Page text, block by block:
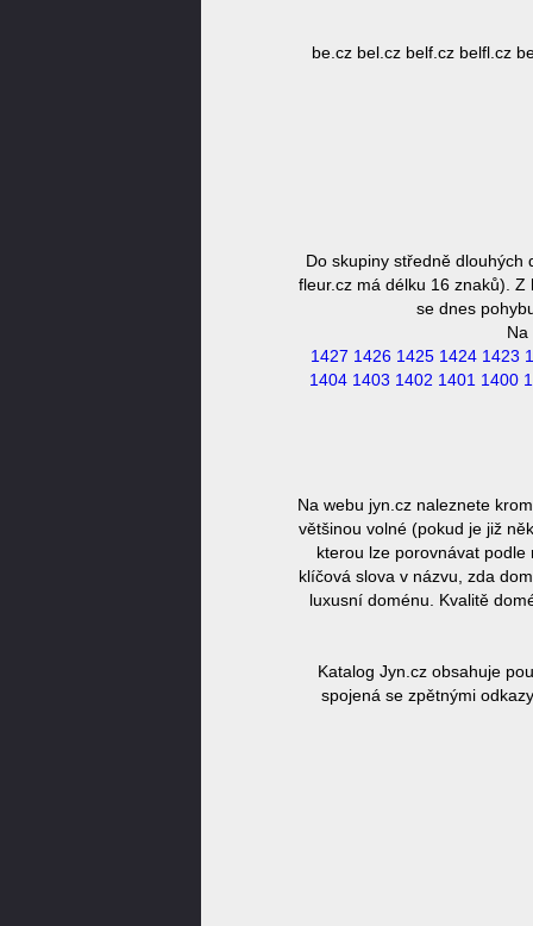
be.cz bel.cz belf.cz belfl.cz
Do skupiny středně dlouhých
fleur.cz má délku 16 znaků).
se dnes
Na
1427 1426 1425 1424 1423
1404 1403 1402 1401 1400
Na webu jyn.cz naleznete
většinou volné (pokud je již
kterou lze porovnávat
klíčová slova v názvu, zda
luxusní doménu. Kvalitě
Katalog Jyn.cz obsahuje
spojená se zpětnými